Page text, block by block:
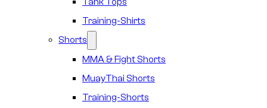
Training-Shirts
Shorts
MMA & Fight Shorts
MuayThai Shorts
Training-Shorts